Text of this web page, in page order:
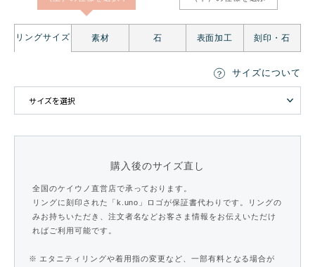
リングサイズ 素材 石 表面加工 刻印・石
サイズについて
購入後のサイズ直し
全国のケイウノ直営店で承っております。
リングに刻印された「k.uno」ロゴが保証書代わりです。リングの
みお持ちいただき、注文者名などお客さま情報をお伝えいただけ
ればご利用可能です。
※ エタニティリングや着用指の変更など、一部有料となる場合が